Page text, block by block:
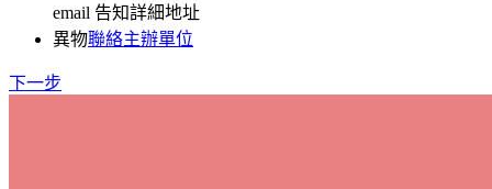
email 告知詳細地址
異物聯絡主辦單位
下一步